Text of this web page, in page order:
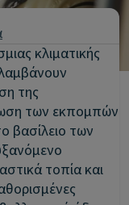
κλιματικής
της
των εκπομπών
βασίλειο των
τοπία και